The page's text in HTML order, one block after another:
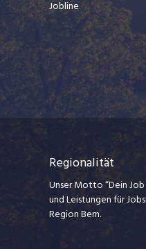
Jobline
Regionalität
Unser Motto “Dein
und Leistungen für
Region Bern.